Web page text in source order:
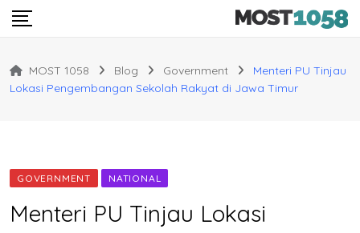
Skip
MOST 1058 Blog Government
Menteri PU Tinjau
Lokasi Pengembangan Sekolah Rakyat di Jawa Timur
GOVERNMENT NATIONAL
Menteri PU Tinjau Lokasi